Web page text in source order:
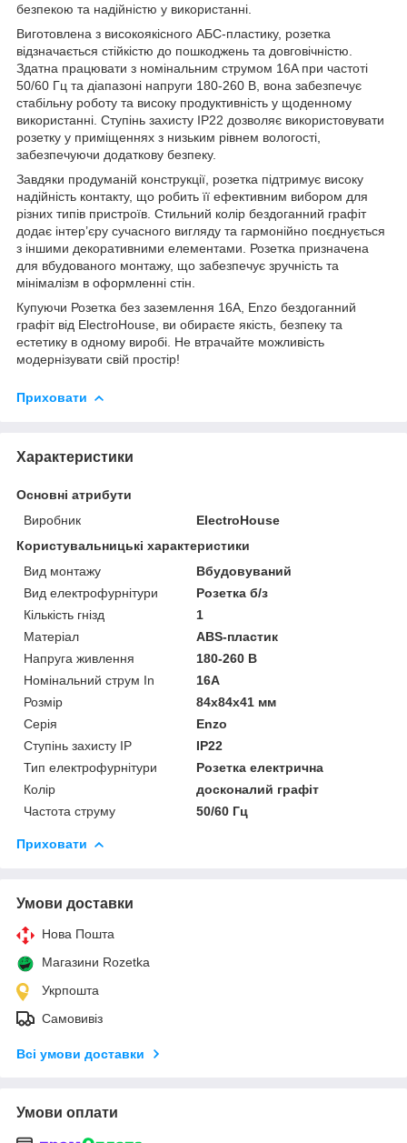
безпекою та надійністю у використанні.
Виготовлена з високоякісного АБС-пластику, розетка
відзначається стійкістю до пошкоджень та довговічністю.
Здатна працювати з номінальним струмом 16A при частоті
50/60 Гц та діапазоні напруги 180-260 В, вона забезпечує
стабільну роботу та високу продуктивність у щоденному
використанні. Ступінь захисту IP22 дозволяє використовувати
розетку у приміщеннях з низьким рівнем вологості,
забезпечуючи додаткову безпеку.
Завдяки продуманій конструкції, розетка підтримує високу
надійність контакту, що робить її ефективним вибором для
різних типів пристроїв. Стильний колір бездоганний графіт
додає інтер’єру сучасного вигляду та гармонійно поєднується
з іншими декоративними елементами. Розетка призначена
для вбудованого монтажу, що забезпечує зручність та
мінімалізм в оформленні стін.
Купуючи Розетка без заземлення 16A, Enzo бездоганний
графіт від ElectroHouse, ви обираєте якість, безпеку та
естетику в одному виробі. Не втрачайте можливість
модернізувати свій простір!
Приховати
Характеристики
Основні атрибути
Виробник
ElectroHouse
Користувальницькі характеристики
Вид монтажу
Вбудовуваний
Вид електрофурнітури
Розетка б/з
Кількість гнізд
1
Матеріал
ABS-пластик
Напруга живлення
180-260 В
Номінальний струм In
16A
Розмір
84х84х41 мм
Серія
Enzo
Ступінь захисту IP
IP22
Тип електрофурнітури
Розетка електрична
Колір
досконалий графіт
Частота струму
50/60 Гц
Приховати
Умови доставки
Нова Пошта
Магазини Rozetka
Укрпошта
Самовивіз
Всі умови доставки
Умови оплати